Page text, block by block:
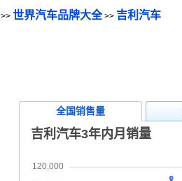
>>世界汽车品牌大全>> 吉利汽车
全国销售量